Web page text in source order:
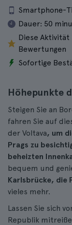
Smartphone-
Dauer: 50
Diese Aktivität
Bewertungen
Sofortige
Höhepunkte
Steigen Sie an
fahren Sie auf
der Voltava, um
Prags zu
beheizten
bequem und
Karlsbrücke, die
vieles mehr.
Lassen Sie sich
Republik